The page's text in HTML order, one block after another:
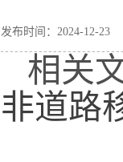
发布时间：2024-12-
相关
非道路